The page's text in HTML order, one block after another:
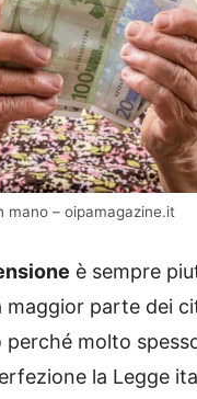
mano – oipamagazine.it
è sempre
maggior parte dei
perché molto
la Legge